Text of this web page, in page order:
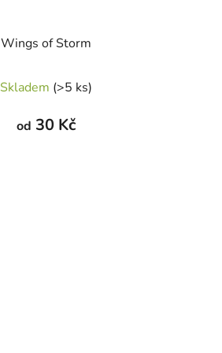
Wings of Storm
Skladem (>5 ks)
od 30 Kč